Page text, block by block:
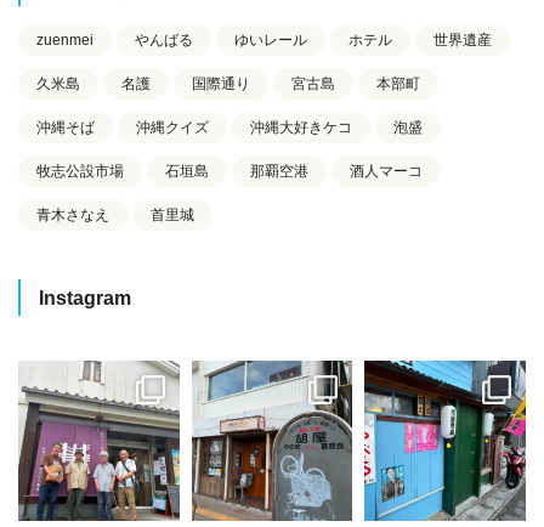
zuenmei やんばる ゆいレール ホテル 世界遺産
久米島 名護 国際通り 宮古島 本部町
沖縄そば 沖縄クイズ 沖縄大好きケコ 泡盛
牧志公設市場 石垣島 那覇空港 酒人マーコ
青木さなえ 首里城
Instagram